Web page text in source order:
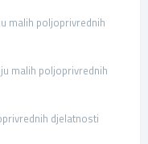
malih poljoprivrednih
malih poljoprivrednih
djelatnosti